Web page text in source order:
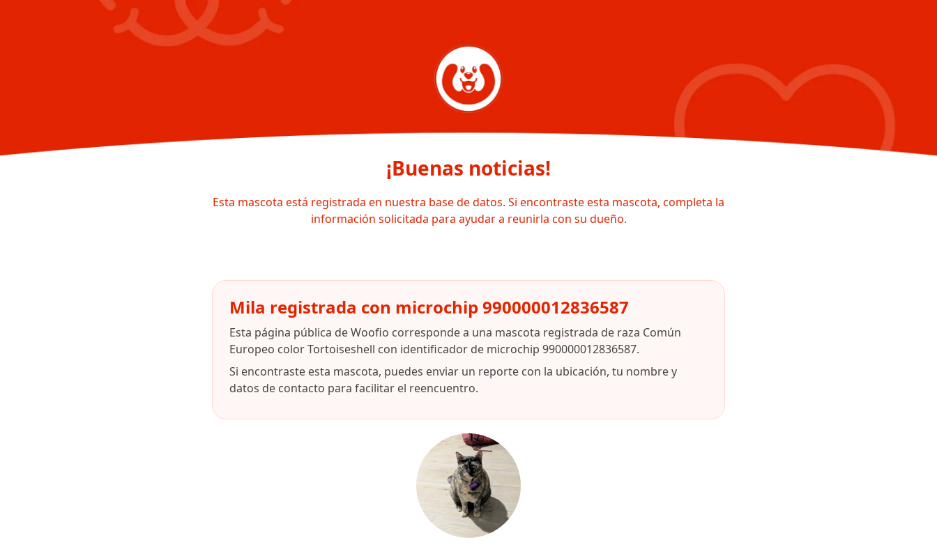
¡Buenas noticias!
Esta mascota está registrada en nuestra base de datos. Si encontraste esta mascota, completa la
información solicitada para ayudar a reunirla con su dueño.
Mila registrada con microchip 990000012836587
Esta página pública de Woofio corresponde a una mascota registrada de raza Común
Europeo color Tortoiseshell con identificador de microchip 990000012836587.
Si encontraste esta mascota, puedes enviar un reporte con la ubicación, tu nombre y
datos de contacto para facilitar el reencuentro.